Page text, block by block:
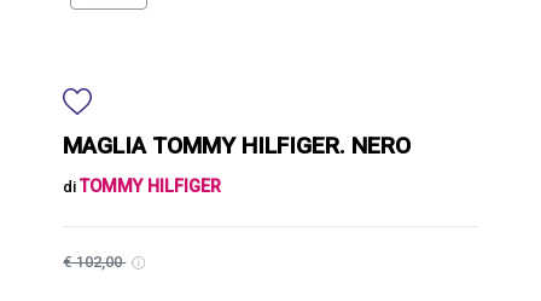
MAGLIA TOMMY HILFIGER. NERO
diTOMMY HILFIGER
€ 102,00